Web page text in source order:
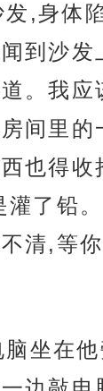
,身体
到沙发
。我应
间里的
也得收
了铅。
清,等
坐在